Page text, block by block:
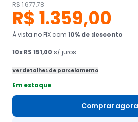
R$ 1.677,78
R$ 1.359,00
À vista no PIX com 10% de desconto
10x R$ 151,00 s/ juros
Ver detalhes de parcelamento
Em estoque
Comprar agora